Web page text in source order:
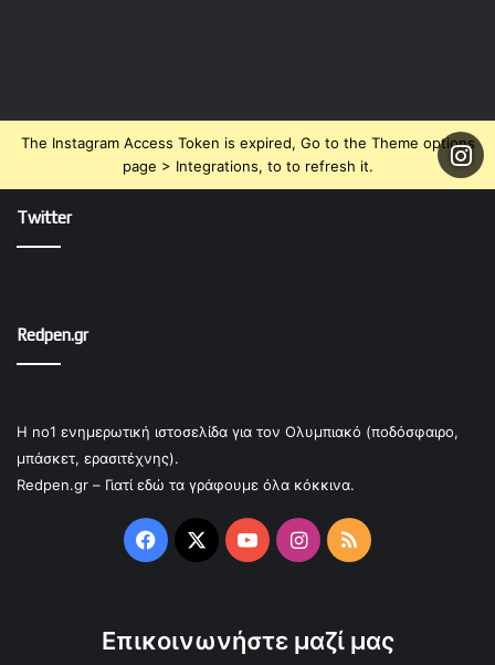
The Instagram Access Token is expired, Go to the Theme options
page > Integrations, to to refresh it.
Twitter
Redpen.gr
Η no1 ενημερωτική ιστοσελίδα για τον Ολυμπιακό (ποδόσφαιρο,
μπάσκετ, ερασιτέχνης).
Redpen.gr – Γιατί εδώ τα γράφουμε όλα κόκκινα.
Facebook
X YouTubeInstagram
RSS
Επικοινωνήστε μαζί μας